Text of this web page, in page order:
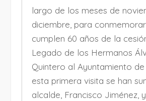
largo de los meses de
diciembre, para
cumplen 60 años de la
Legado de los Hermanos
Quintero al Ayuntamiento
esta primera visita se han
alcalde, Francisco Jiménez,